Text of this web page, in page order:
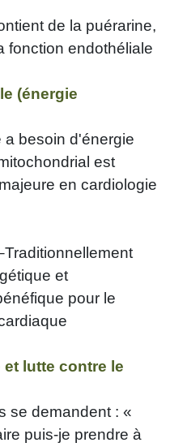
de la puérarine,
fonction endothéliale
(énergie
a besoin d'énergie
est
en cardiologie
et
pour le
et lutte contre le
se demandent : «
puis-je prendre à